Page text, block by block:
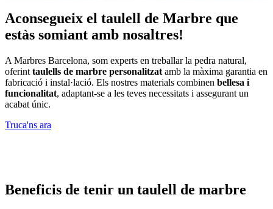
Aconsegueix el taulell de Marbre que
estàs somiant amb nosaltres!
A Marbres Barcelona, som experts en treballar la pedra natural,
oferint taulells de marbre personalitzat amb la màxima garantia en
fabricació i instal·lació. Els nostres materials combinen bellesa i
funcionalitat, adaptant-se a les teves necessitats i assegurant un
acabat únic.
Truca'ns ara
Beneficis de tenir un taulell de marbre